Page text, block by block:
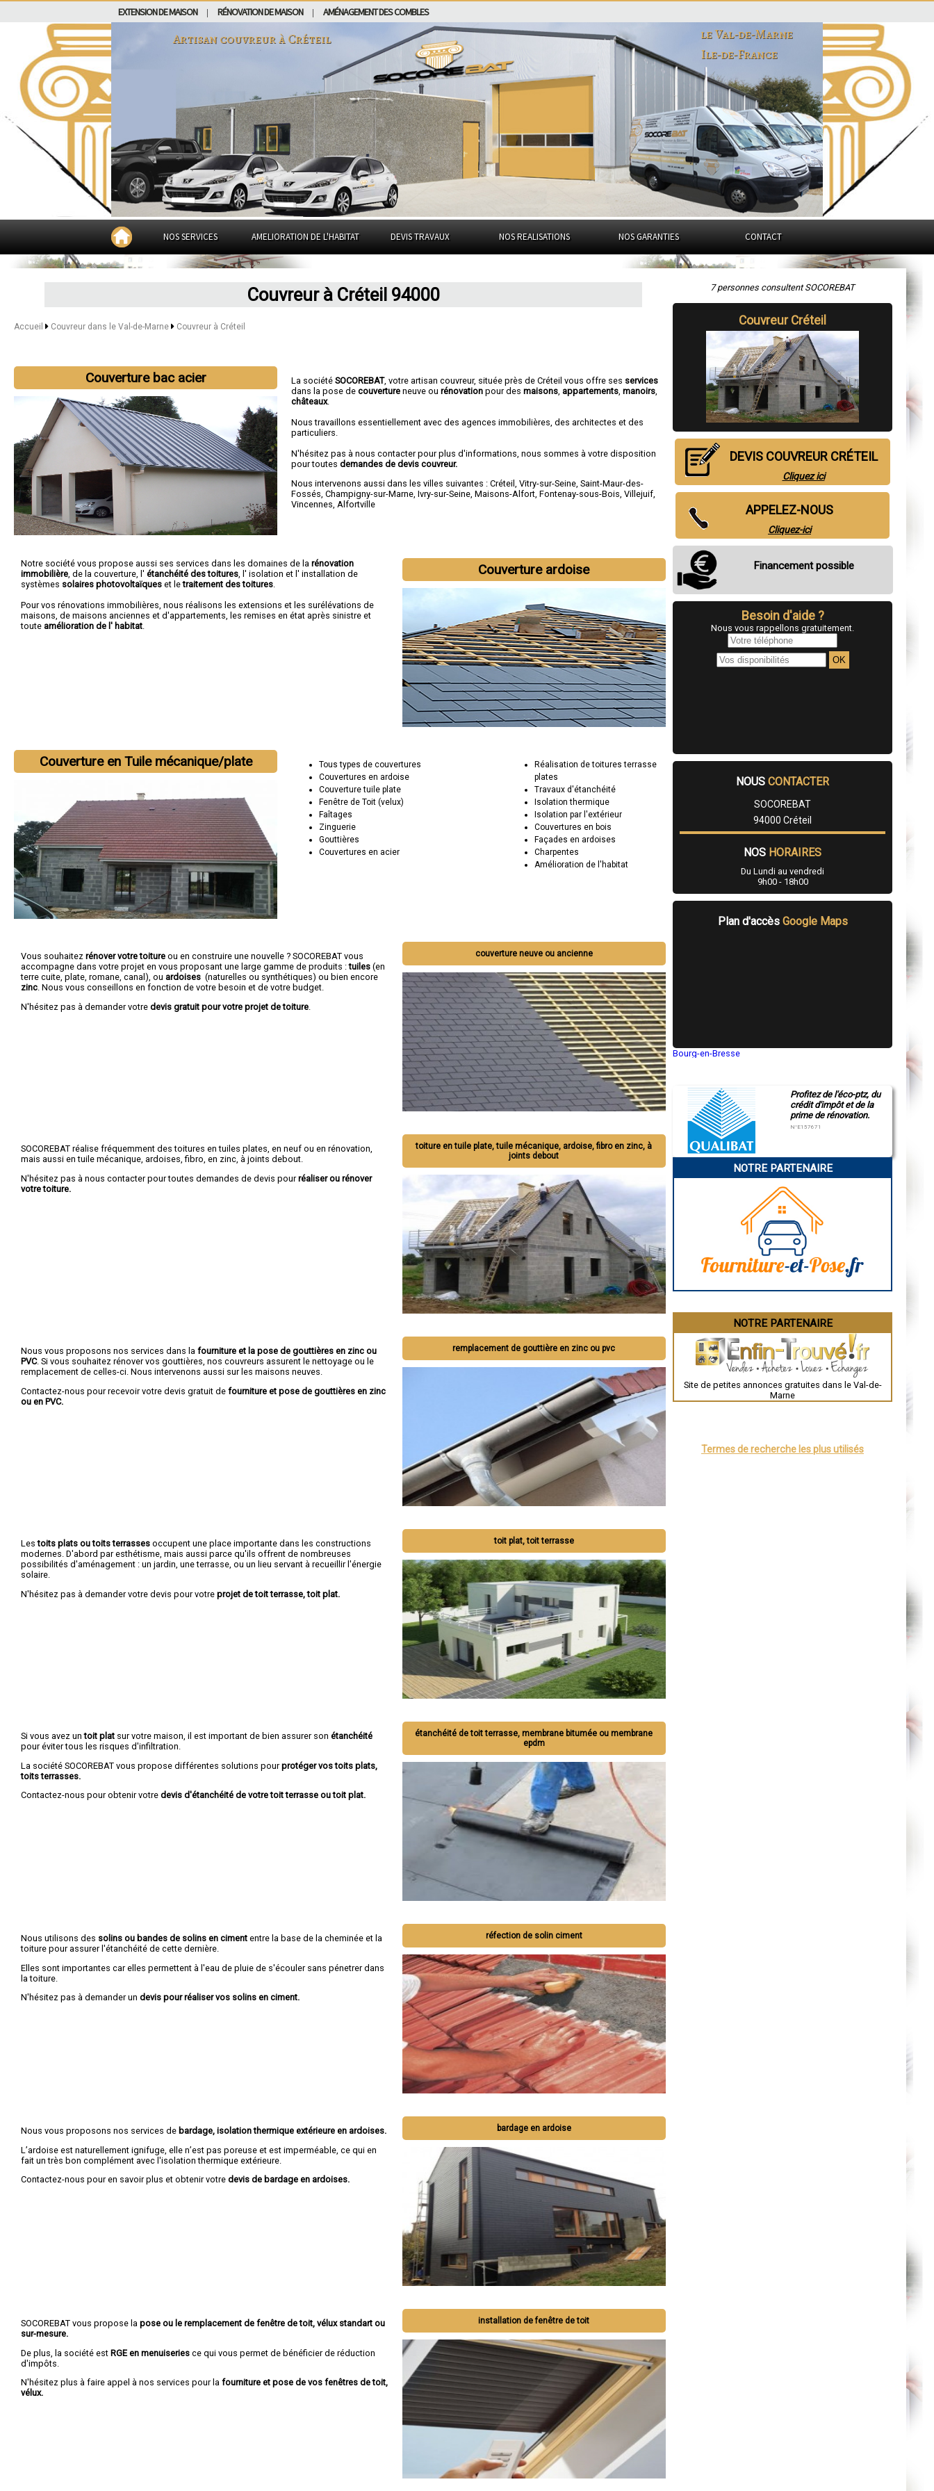
EXTENSION DE MAISON RÉNOVATION DE MAISON AMÉNAGEMENT DES COMBLES
Artisan couvreur àCréteil
le Val-de-Marne
Ile-de-France
NOS SERVICES AMELIORATION DE L'HABITAT DEVIS TRAVAUX NOS REALISATIONS NOS GARANTIES CONTACT
Couvreur à Créteil 94000
Accueil Couvreur dans le Val-de-Marne Couvreur à Créteil
Couverture bac acier La sociétéSOCOREBAT, votre artisan couvreur, située près de Créteil vous offre ses services
dans la pose de couverture neuve ourénovation pour desmaisons appartements ,manoirs
châteaux.
Nous travaillons essentiellement avec des agences immobilières, des architectes et des
particuliers.
N'hésitez pas à nous contacter pour plus d'informations, nous sommes à votre disposition
pour toutesdemandes de devis couvreur.
Nous intervenons aussi dans les villes suivantes :Créteil ,Vitry-sur-Seine ,Saint-Maur-des-
Fossés ,Champigny-sur-Marne ,Ivry-sur-Seine ,Maisons-Alfort ,Fontenay-sous-Bois ,Villejuif
Vincennes Alfortville
Couverture ardoise
Notre société vous propose aussi ses services dans les domaines de la rénovation
immobilière, de la couverture, l' étanchéité des toitures, l' isolation et l' installation de
systèmes solaires photovoltaïques et letraitement des toitures.
Pour vos rénovations immobilières, nous réalisons les extensions et les surélévations de
maisons, de maisons anciennes et d'appartements, les remises en état après sinistre et
toute amélioration de l' habitat.
Couverture en Tuile mécanique/plate
Tous types de couvertures
Couvertures en ardoise
Couverture tuile plate
Fenêtre de Toit (velux)
Faîtages
Zinguerie
Gouttières
Couvertures en acier
Réalisation de toitures terrasse
plates
Travaux d'étanchéité
Isolation thermique
Isolation par l'extérieur
Couvertures en bois
Façades en ardoises
Charpentes
Amélioration de l'habitat
couverture neuve ou ancienne
Vous souhaitez rénover votre toiture ou en construire une nouvelle ? SOCOREBAT vous
accompagne dans votre projet en vous proposant une large gamme de produits :tuiles (en
terre cuite, plate, romane, canal), ou ardoises (naturelles ou synthétiques) ou bien encore
zinc . Nous vous conseillons en fonction de votre besoin et de votre budget.
N'hésitez pas à demander votre devis gratuit pour votre projet de toiture
toiture en tuile plate, tuile mécanique, ardoise, fibro en zinc, à
joints debout
SOCOREBAT réalise fréquemment des toitures en tuiles plates, en neuf ou en rénovation,
mais aussi en tuile mécanique, ardoises, fibro, en zinc, à joints debout.
N'hésitez pas à nous contacter pour toutes demandes de devis pourréaliser ou rénover
votre toiture.
remplacement de gouttière en zinc ou pvc
Nous vous proposons nos services dans la fourniture et la pose de gouttières en zinc ou
PVC. Si vous souhaitez rénover vos gouttières, nos couvreurs assurent le nettoyage ou le
remplacement de celles-ci. Nous intervenons aussi sur les maisons neuves.
Contactez-nous pour recevoir votre devis gratuit de fourniture et pose de gouttières en zinc
ou en PVC.
toit plat, toit terrasse
Lestoits plats ou toits terrasses occupent une place importante dans les constructions
modernes. D'abord par esthétisme, mais aussi parce qu'ils offrent de nombreuses
possibilités d'aménagement : un jardin, une terrasse, ou un lieu servant à recueillir l'énergie
solaire.
N'hésitez pas à demander votre devis pour votre projet de toit terrasse, toit plat.
étanchéité de toit terrasse, membrane bitumée ou membrane
epdm
Si vous avez untoit plat sur votre maison, il est important de bien assurer son étanchéité
pour éviter tous les risques d'infiltration.
La société SOCOREBAT vous propose différentes solutions pourprotéger vos toits plats,
toits terrasses.
Contactez-nous pour obtenir votre devis d'étanchéité de votre toit terrasse ou toit plat.
réfection de solin ciment
Nous utilisons des solins ou bandes de solins en ciment entre la base de la cheminée et la
toiture pour assurer l'étanchéité de cette dernière.
Elles sont importantes car elles permettent à l'eau de pluie de s'écouler sans pénetrer dans
la toiture.
N'hésitez pas à demander un devis pour réaliser vos solins en ciment.
bardage en ardoise
Nous vous proposons nos services de bardage, isolation thermique extérieure en ardoises.
L’ardoise est naturellement ignifuge, elle n’est pas poreuse et est imperméable, ce qui en
fait un très bon complément avec l'isolation thermique extérieure.
Contactez-nous pour en savoir plus et obtenir votre devis de bardage en ardoises.
installation de fenêtre de toit
SOCOREBAT vous propose la pose ou le remplacement de fenêtre de toit, vélux standart ou
sur-mesure.
De plus, la société est RGE en menuiseries ce qui vous permet de bénéficier de réduction
d'impôts.
N'hésitez plus à faire appel à nos services pour la fourniture et pose de vos fenêtres de toit,
vélux.
7 personnes consultent SOCOREBAT
Couvreur Créteil
DEVIS COUVREUR CRÉTEIL
Cliquez ici
APPELEZ-NOUS
Cliquez-ici
Financement possible
Besoin d'aide ?
Nous vous rappellons gratuitement.
NOUS CONTACTER
SOCOREBAT
94000 Créteil
NOS HORAIRES
Du Lundi au vendredi
9h00 - 18h00
Plan d'accès Google Maps
Bourg-en-Bresse
Gap
Nice
Annonay
Charleville-Mézières
Troyes
Narbonne
Marseille
Saint-Brieuc
Besançon
Évreux
Brest
Nîmes
Toulouse
Montpellier
Mont-de-Marsan
Profitez de l'éco-ptz, du
crédit d'impôt et de la
prime de rénovation.
N°E157671
NOTRE PARTENAIRE
NOTRE PARTENAIRE
Site de petites annonces gratuites dans le Val-de-
Marne
Termes de recherche les plus utilisés